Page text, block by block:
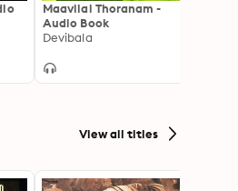
Maavilai Thoranam -
Audio Book
Devibala
View all titles